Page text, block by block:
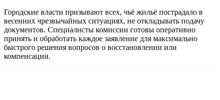
Городские власти призывают всех, чьё жильё пострадало в
весенних чрезвычайных ситуациях, не откладывать подачу
документов. Специалисты комиссии готовы оперативно
принять и обработать каждое заявление для максимально
быстрого решения вопросов о восстановлении или
компенсации.